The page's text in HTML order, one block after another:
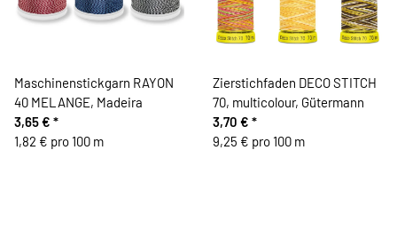
Maschinenstickgarn RAYON
40 MELANGE, Madeira
3,65 € *
1,82 € pro 100 m
Zierstichfaden DECO STITCH
70, multicolour, Gütermann
3,70 € *
9,25 € pro 100 m